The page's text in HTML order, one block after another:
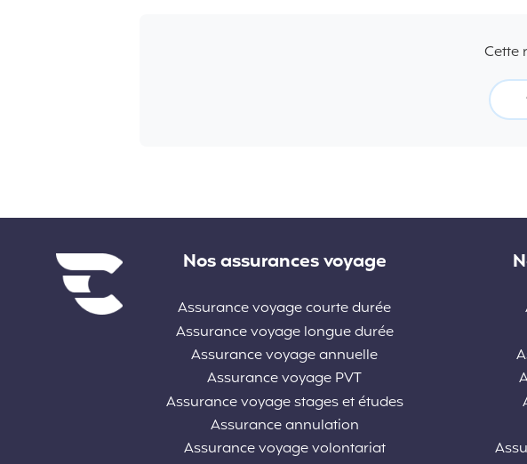
Cette
Liens divers Nos assurances voyage
Assurance voyage courte durée
Assurance voyage longue durée
Assurance voyage annuelle
Assurance voyage PVT
Assurance voyage stages et études
Assurance annulation
Assurance voyage volontariat